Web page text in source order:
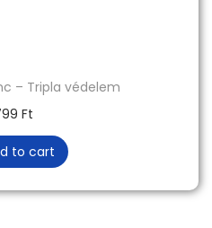
– Tripla védelem
Ft
to cart